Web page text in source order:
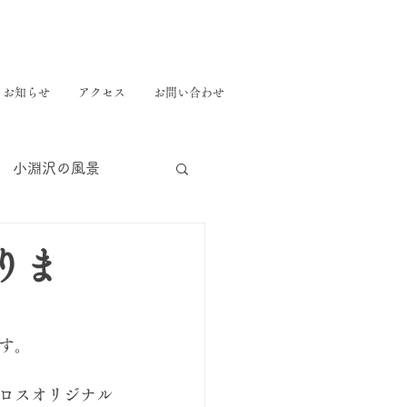
お知らせ アクセス お問い合わせ
小淵沢の風景
ま
。⁡
スオリジナル